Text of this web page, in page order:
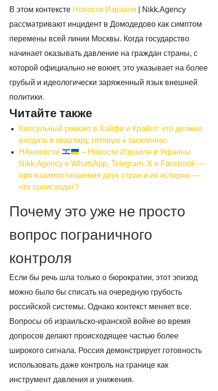
В этом контексте Новости Израиля | Nikk.Agency
рассматривают инцидент в Домодедово как симптом
перемены всей линии Москвы. Когда государство
начинает оказывать давление на граждан страны, с
которой официально не воюет, это указывает на более
грубый и идеологически заряженный язык внешней
политики.
Читайте также
Капсульный ремонт в Хайфе и Крайот: что должно
входить в квартиру, готовую к заселению
НАновости
– Новости Израиля и Украины
Nikk.Agency в WhatsApp, Telegram, X и Facebook —
про взаимоотношения двух стран и их историю —
что происходит?
Почему это уже не просто
вопрос пограничного
контроля
Если бы речь шла только о бюрократии, этот эпизод
можно было бы списать на очередную грубость
российской системы. Однако контекст меняет все.
Вопросы об израильско-иранской войне во время
допросов делают происходящее частью более
широкого сигнала. Россия демонстрирует готовность
использовать даже контроль на границе как
инструмент давления и унижения.